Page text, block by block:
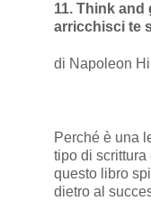
11. Think and
arricchisci te
di Napoleon Hill
Perché è una
tipo di scrittura
questo libro
dietro al